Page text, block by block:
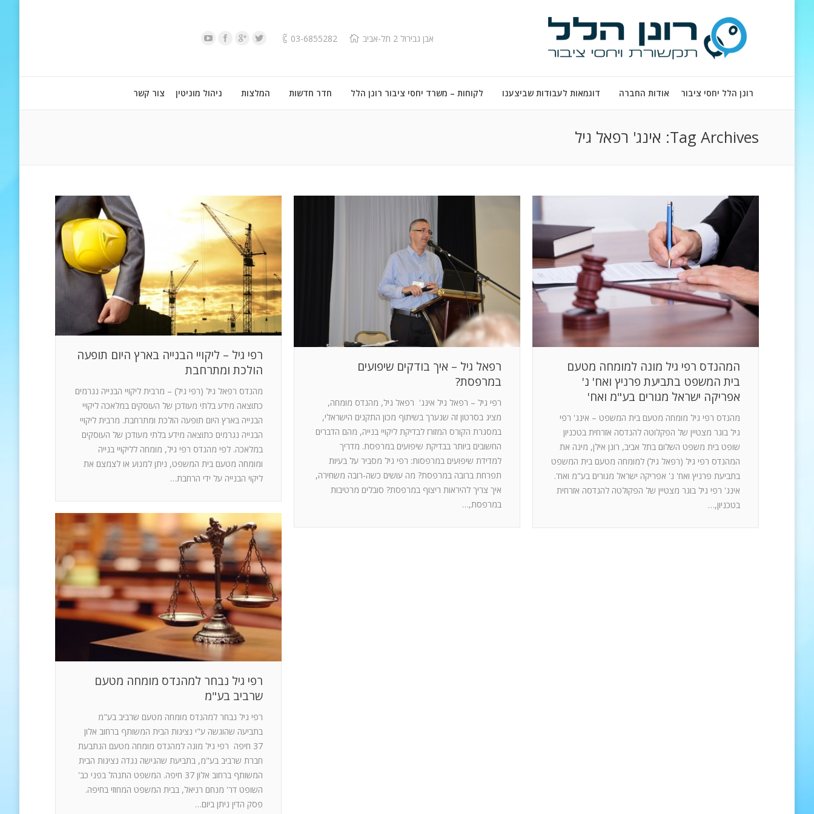
אבן גבירול 2 תל-אביב 03-6855282
רונן הלל יחסי ציבור אודות החברה דוגמאות לעבודות שביצענו לקוחות – משרד יחסי ציבור רונן הלל חדר חדשות המלצות ניהול מוניטין צור קשר
Tag Archives: אינג' רפאל גיל
רפי גיל – ליקויי הבנייה בארץ היום תופעה
הולכת ומתרחבת
מהנדס רפאל גיל (רפי גיל) – מרבית ליקויי הבנייה נגרמים
כתוצאה מידע בלתי מעודכן של העוסקים במלאכה ליקויי
הבנייה בארץ היום תופעה הולכת ומתרחבת. מרבית ליקויי
הבנייה נגרמים כתוצאה מידע בלתי מעודכן של העוסקים
במלאכה. לפי מהנדס רפי גיל, מומחה לליקויי בנייה
ומומחה מטעם בית המשפט, ניתן למנוע או לצמצם את
ליקוי הבנייה על ידי הרחבת…
רפאל גיל – איך בודקים שיפועים
במרפסת?
רפי גיל – רפאל גיל אינג' רפאל גיל, מהנדס מומחה,
מציג בסרטון זה שנערך בשיתוף מכון התקנים הישראלי,
במסגרת הקורס המזורז לבדיקת ליקויי בנייה, מהם הדברים
החשובים ביותר בבדיקת שיפועים במרפסת. מדריך
למדידת שיפועים במרפסות: רפי גיל מסביר על בעיות
תפרחת ברובה במרפסת? מה עושים כשה-רובה משחירה,
איך צריך להיראות ריצוף במרפסת? סובלים מרטיבות
במרפסת,…
המהנדס רפי גיל מונה למומחה מטעם
בית המשפט בתביעת פרניץ ואח' נ'
אפריקה ישראל מגורים בע"מ ואח'
מהנדס רפי גיל מומחה מטעם בית המשפט – אינג' רפי
גיל בוגר מצטיין של הפקלוטה להנדסה אזרחית בטכניון
שופט בית משפט השלום בתל אביב, רונן אילן, מינה את
המהנדס רפי גיל (רפאל גיל) למומחה מטעם בית המשפט
בתביעת פרניץ ואח' נ' אפריקה ישראל מגורים בע"מ ואח'.
אינג' רפי גיל בוגר מצטיין של הפקולטה להנדסה אזרחית
בטכניון,…
רפי גיל נבחר למהנדס מומחה מטעם
שרביב בע"מ
רפי גיל נבחר למהנדס מומחה מטעם שרביב בע"מ
בתביעה שהוגשה ע"י נציגות הבית המשותף ברחוב אלון
37 חיפה רפי גיל מונה למהנדס מומחה מטעם הנתבעת
חברת שרביב בע"מ, בתביעת שהגישה נגדה נציגות הבית
המשותף ברחוב אלון 37 חיפה. המשפט התנהל בפני כב'
השופט דר' מנחם רניאל, בבית המשפט המחוזי בחיפה.
פסק הדין ניתן ביום…